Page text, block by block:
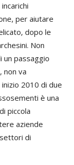
per aiutare
dopo le
Non
un passaggio
non va
2010 di due
è una
piccola
aziende
di